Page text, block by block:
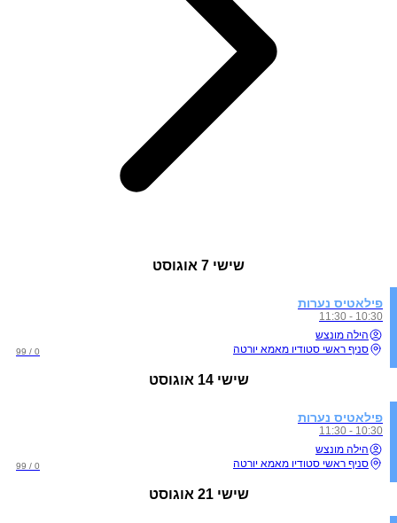
שישי 7 אוגוסט
פילאטיס נערות
10:30 - 11:30
הילה מונצש
סניף ראשי סטודיו מאמא יורטה
0 / 99
שישי 14 אוגוסט
פילאטיס נערות
10:30 - 11:30
הילה מונצש
סניף ראשי סטודיו מאמא יורטה
0 / 99
שישי 21 אוגוסט